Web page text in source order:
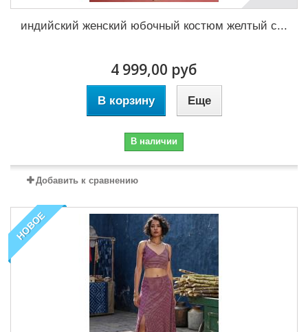
индийский женский юбочный костюм желтый с...
4 999,00 руб
В корзину Еще
В наличии
Добавить к сравнению
НОВОЕ